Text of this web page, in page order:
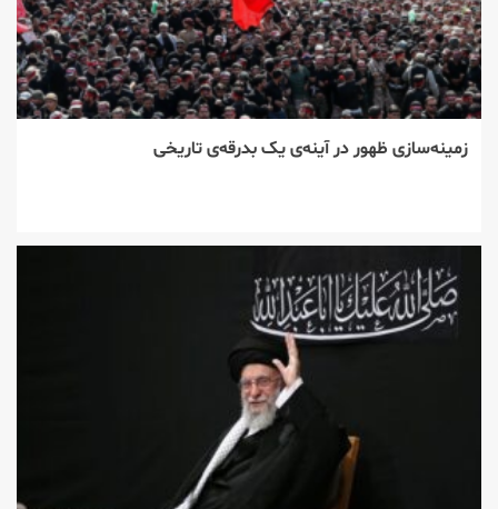
زمینه‌سازی ظهور در آینه‌ی یک بدرقه‌ی تاریخی